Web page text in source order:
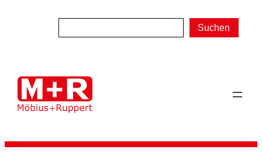
Suchen